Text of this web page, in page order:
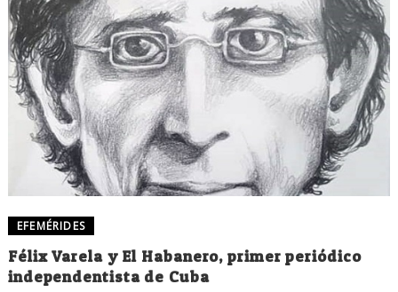
EFEMÉRIDES
Félix Varela y El Habanero, primer periódico
independentista de Cuba